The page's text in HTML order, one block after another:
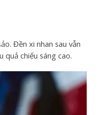
Đền xi nhan sau vẫn
chiếu sáng cao.